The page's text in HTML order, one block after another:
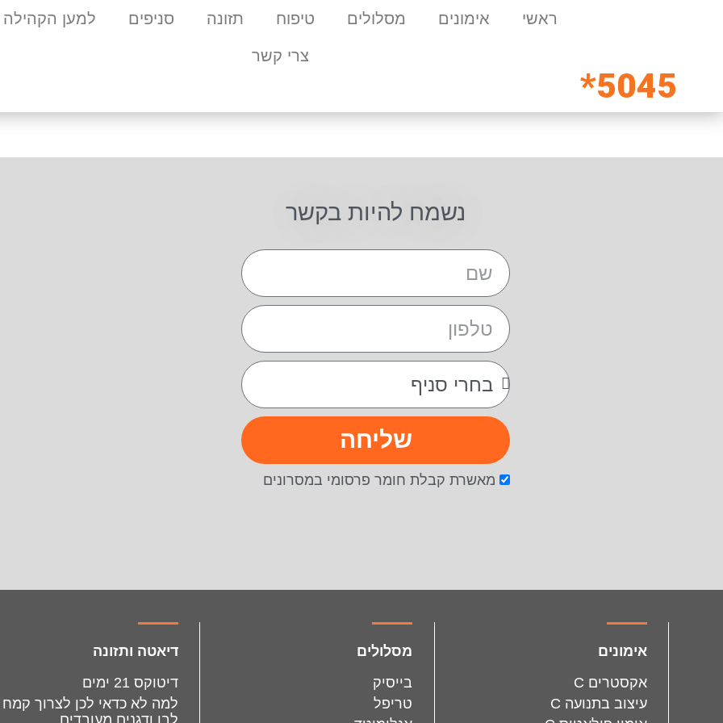
ראשי אימונים מסלולים טיפוח תזונה סניפים למען הקהילה
צרי קשר
5045*
נשמח להיות בקשר
מאשרת קבלת חומר פרסומי במסרונים
שליחה
אימונים
אקסטרים C
עיצוב בתנועה C
מסלולים
בייסיק
טריפל
דיאטה ותזונה
דיטוקס 21 ימים
למה לא כדאי לכן לצרוך קמח
facebook